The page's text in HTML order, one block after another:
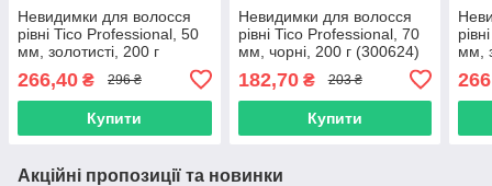
Невидимки для волосся
рівні Tico Professional, 50
мм, золотисті, 200 г
266,40 ₴ 296 ₴
Купити
Невидимки для волосся
рівні Tico Professional, 70
мм, чорні, 200 г (300624)
182,70₴ 203 ₴
Купити
мм,
Акційні пропозиції та новинки